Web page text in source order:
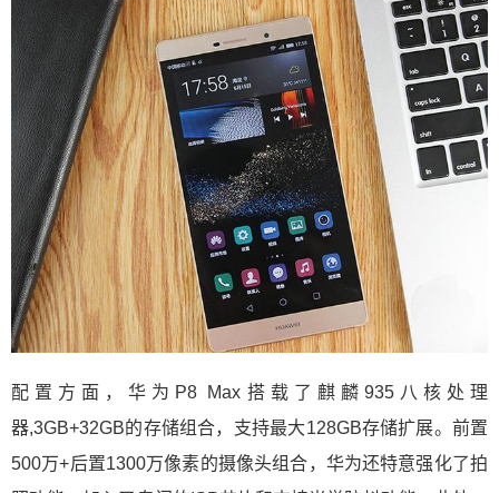
配置方面，华为P8 Max搭载了麒麟935八核处理
器,3GB+32GB的存储组合，支持最大128GB存储扩展。前置
500万+后置1300万像素的摄像头组合，华为还特意强化了拍